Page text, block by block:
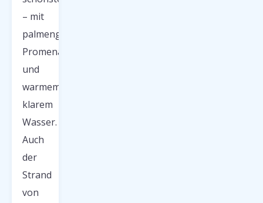
– mit
palmengesäumten
Promenaden
und
warmem,
klarem
Wasser.
Auch
der
Strand
von